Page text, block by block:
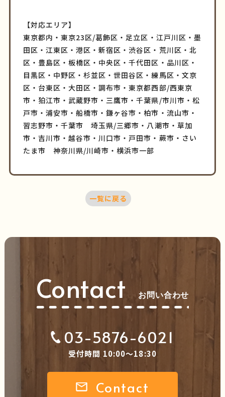
【対応エリア】
東京都内・東京23区/葛飾区・足立区・江戸川区・墨
田区・江東区・港区・新宿区・渋谷区・荒川区・北
区・豊島区・板橋区・中央区・千代田区・品川区・
目黒区・中野区・杉並区・世田谷区・練馬区・文京
区・台東区・大田区・調布市・東京都西部/西東京
市・狛江市・武蔵野市・三鷹市・千葉県/市川市・松
戸市・浦安市・船橋市・鎌ヶ谷市・柏市・流山市・
習志野市・千葉市 埼玉県/三郷市・八潮市・草加
市・吉川市・越谷市・川口市・戸田市・蕨市・さい
たま市 神奈川県/川崎市・横浜市一部
一覧に戻る
Contact お問い合わせ
03-5876-6021
受付時間 10:00～18:30
Contact